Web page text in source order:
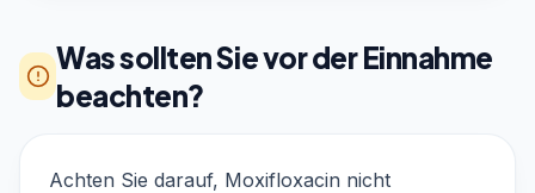
Was sollten Sie vor der Einnahme
beachten?
Achten Sie darauf, Moxifloxacin nicht